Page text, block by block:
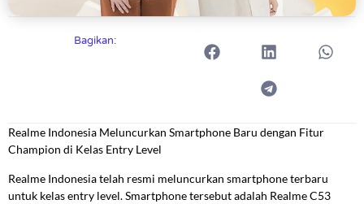
Bagikan:
Realme Indonesia Meluncurkan Smartphone Baru dengan Fitur
Champion di Kelas Entry Level
Realme Indonesia telah resmi meluncurkan smartphone terbaru
untuk kelas entry level. Smartphone tersebut adalah Realme C53